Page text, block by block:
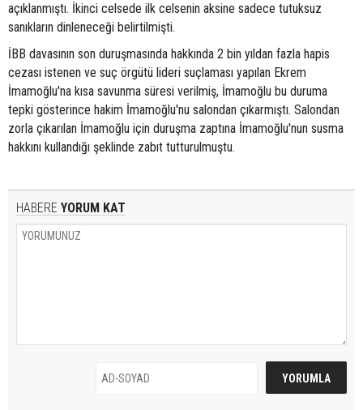
açıklanmıştı. İkinci celsede ilk celsenin aksine sadece tutuksuz
sanıkların dinleneceği belirtilmişti.
İBB davasının son duruşmasında hakkında 2 bin yıldan fazla hapis
cezası istenen ve suç örgütü lideri suçlaması yapılan Ekrem
İmamoğlu'na kısa savunma süresi verilmiş, İmamoğlu bu duruma
tepki gösterince hakim İmamoğlu'nu salondan çıkarmıştı. Salondan
zorla çıkarılan İmamoğlu için duruşma zaptına İmamoğlu'nun susma
hakkını kullandığı şeklinde zabıt tutturulmuştu.
HABERE YORUM KAT